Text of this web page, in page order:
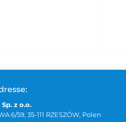
z o.o.
6/59, 35-111 RZESZÓW, Polen